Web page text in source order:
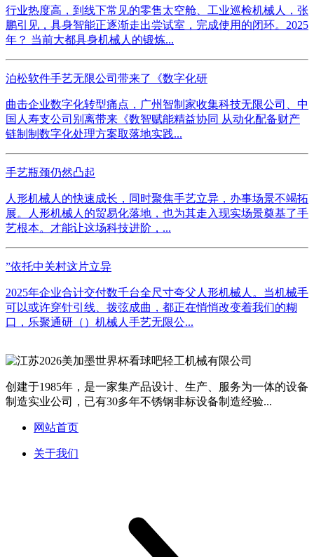
行业热度高，到线下常见的零售太空舱、工业巡检机械人，张
鹏引见，具身智能正逐渐走出尝试室，完成使用的闭环。2025
年？ 当前大都具身机械人的锻炼...
泊松软件手艺无限公司带来了《数字化研
曲击企业数字化转型痛点，广州智制家收集科技无限公司、中
国人寿支公司别离带来《数智赋能精益协同 从动化配备财产
链制制数字化处理方案取落地实践...
手艺瓶颈仍然凸起
人形机械人的快速成长，同时聚焦手艺立异，办事场景不竭拓
展。人形机械人的贸易化落地，也为其走入现实场景奠基了手
艺根本。才能让这场科技进阶，...
”依托中关村这片立异
2025年企业合计交付数千台全尺寸夸父人形机械人。当机械手
可以或许穿针引线、拨弦成曲，都正在悄悄改变着我们的糊
口，乐聚通研（）机械人手艺无限公...
创建于1985年，是一家集产品设计、生产、服务为一体的设备
制造实业公司，已有30多年不锈钢非标设备制造经验...
网站首页
关于我们